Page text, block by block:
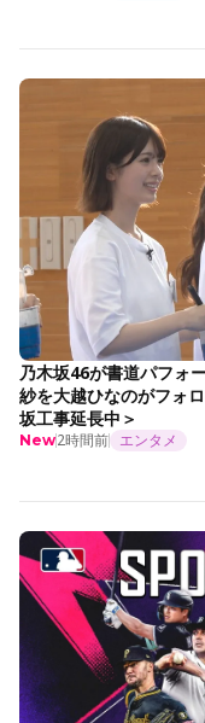
乃木坂46が書道パフォ
紗を大越ひなのがフォ
坂工事延長中＞
New2時間前 エンタメ